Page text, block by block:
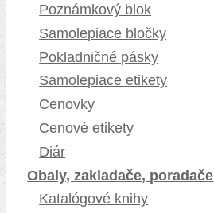
Poznámkový blok
Samolepiace bločky
Pokladničné pásky
Samolepiace etikety
Cenovky
Cenové etikety
Diár
Obaly, zakladače, poradače
Katalógové knihy